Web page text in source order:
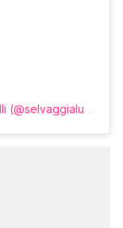
Un post condiviso da Selvaggia Lucarelli (@selvaggialucarelli)